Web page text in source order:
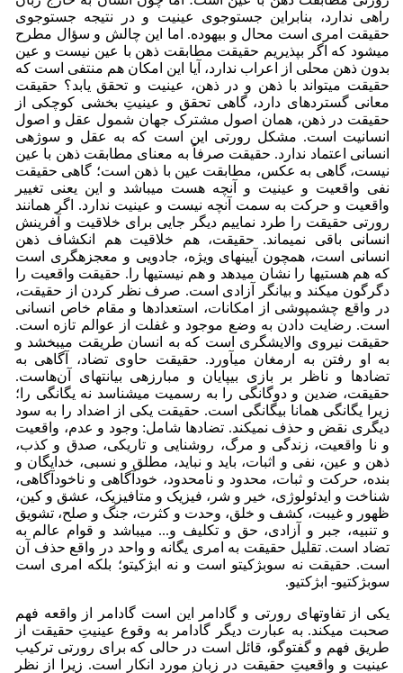
راهی ندارد، بنابراین جست­وجوی عینیت و در نتیجه جست­وجوی
حقیقت امری است محال و بیهوده. اما این چالش و سؤال مطرح
می­شود که اگر بپذیریم حقیقت مطابقت ذهن با عین نیست و عین
بدون ذهن محلی از اعراب ندارد، آیا این امکان هم منتفی است که
حقیقت می­تواند با ذهن و در ذهن، عینیت و تحقق یابد؟ حقیقت
معانی گسترده­ای دارد، گاهی تحقق و عینیتِ بخشی کوچکی از
حقیقت در ذهن، همان اصول مشترک جهان شمول عقل و اصول
انسانیت است. مشکل رورتی این است که به عقل و سوژه­ی
انسانی اعتماد ندارد. حقیقت صرفاً به معنای مطابقت ذهن با عین
نیست، گاهی به عکس، مطابقت عین با ذهن است؛ گاهی حقیقت
نفی واقعیت و عینیت و آنچه هست می­باشد و این یعنی تغییر
واقعیت و حرکت به سمت آنچه نیست و عینیت ندارد. اگر همانند
رورتی حقیقت را طرد نماییم دیگر جایی برای خلاقیت و آفرینش
انسانی باقی نمی­ماند. حقیقت، هم خلاقیت هم انکشاف ذهن
انسانی است، همچون آیینه­ای ویژه، جادویی و معجزه­گری است
که هم هستی­ها را نشان می­دهد و هم نیستی­ها را. حقیقت واقعیت را
دگرگون می­کند و بیانگر آزادی است. صرف نظر کردن از حقیقت،
در واقع چشم­پوشی از امکانات، استعدادها و مقام خاص انسانی
است. رضایت دادن به وضع موجود و غفلت از عوالم تازه است.
حقیقت نیروی والایشگری است که به انسان طریقت می­بخشد و
به او رفتن به ارمغان می­آورد. حقیقت حاوی تضاد، آگاهی به
تضادها و ناظر بر بازی بی­پایان و مبارزه­ی بی­انتهای آن‌هاست.
حقیقت، ضدین و دوگانگی را به رسمیت می­شناسد نه یگانگی را؛
زیرا یگانگی همانا بیگانگی است. حقیقت یکی از اضداد را به سود
دیگری نقض و حذف نمی­کند. تضادها شامل: وجود و عدم، واقعیت
و نا واقعیت، زندگی و مرگ، روشنایی و تاریکی، صدق و کذب،
ذهن و عین، نفی و اثبات، باید و نباید، مطلق و نسبی، خدایگان و
بنده، حرکت و ثبات، محدود و نامحدود، خودآگاهی و ناخودآگاهی،
شناخت و ایدئولوژی، خیر و شر، فیزیک و متافیزیک، عشق و کین،
ظهور و غیبت، کشف و خلق، وحدت و کثرت، جنگ و صلح، تشویق
و تنبیه، جبر و آزادی، حق و تکلیف و... می­باشد و قوام عالم به
تضاد است. تقلیل حقیقت به امری یگانه و واحد در واقع حذف آن
است. حقیقت نه سوبژکیتو است و نه ابژکیتو؛ بلکه امری است
سوبژکتیو- ابژکتیو.
یکی از تفاوت­های رورتی و گادامر این است گادامر از واقعه فهم
صحبت می­کند. به عبارت دیگر گادامر به وقوع عینیتِ حقیقت از
طریق فهم و گفت­وگو، قائل است در حالی که برای رورتی ترکیب
عینیت و واقعیتِ حقیقت در زبان مورد انکار است. زیرا از نظر